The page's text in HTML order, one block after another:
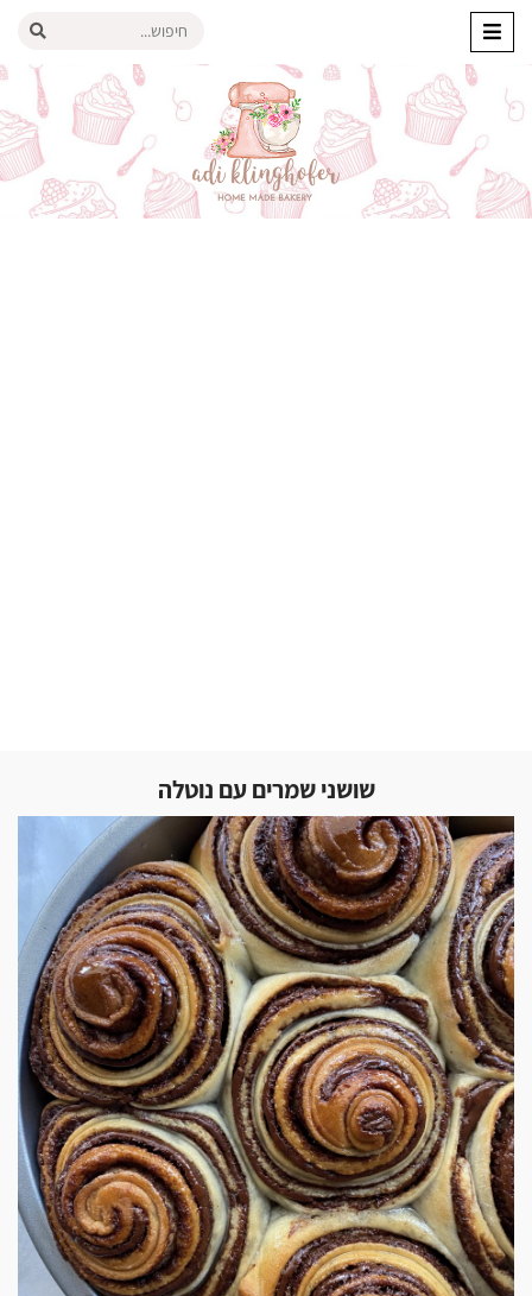
שושני שמרים עם נוטלה